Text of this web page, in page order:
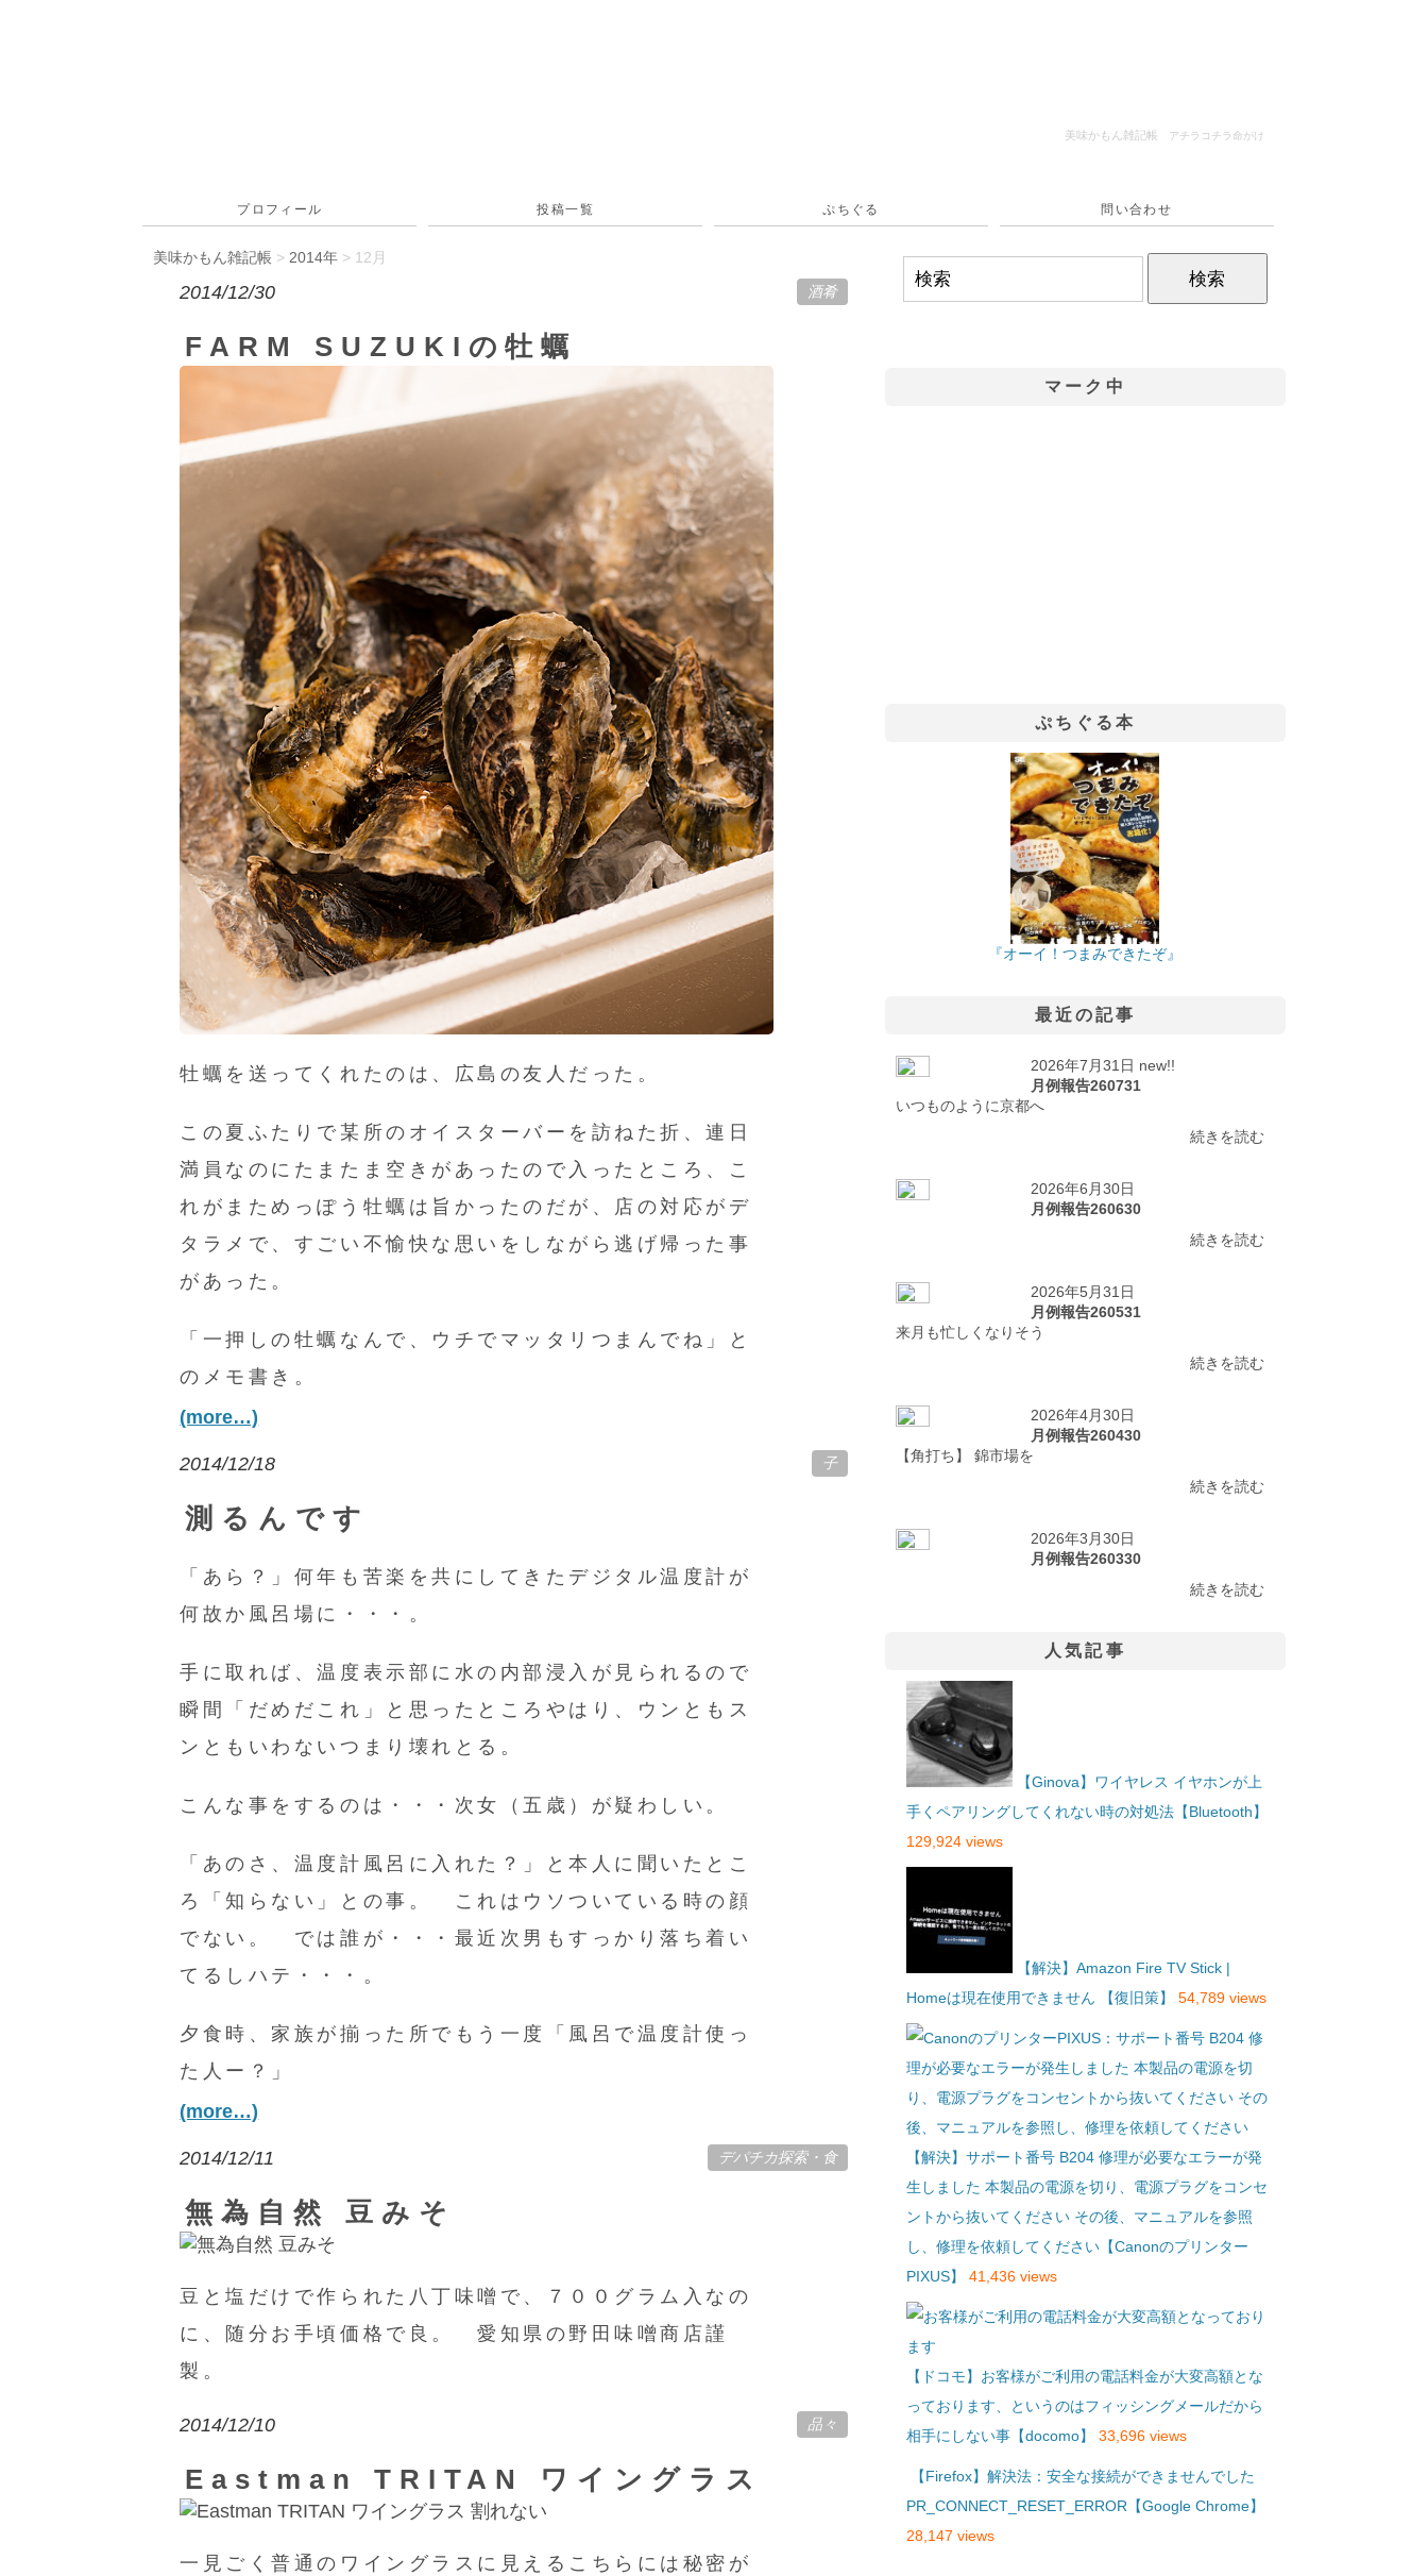
美味かもん雑記帳 アチラコチラ命がけ
プロフィール 投稿一覧 ぷちぐる 問い合わせ
美味かもん雑記帳 > 2014年 > 12月
2014/12/30 酒肴
FARM SUZUKIの牡蠣
牡蠣を送ってくれたのは、広島の友人だった。
この夏ふたりで某所のオイスターバーを訪ねた折、連日
満員なのにたまたま空きがあったので入ったところ、こ
れがまためっぽう牡蠣は旨かったのだが、店の対応がデ
タラメで、すごい不愉快な思いをしながら逃げ帰った事
があった。
「一押しの牡蠣なんで、ウチでマッタリつまんでね」と
のメモ書き。
(more…)
2014/12/18 子
測るんです
「あら？」何年も苦楽を共にしてきたデジタル温度計が
何故か風呂場に・・・。
手に取れば、温度表示部に水の内部浸入が見られるので
瞬間「だめだこれ」と思ったところやはり、ウンともス
ンともいわないつまり壊れとる。
こんな事をするのは・・・次女（五歳）が疑わしい。
「あのさ、温度計風呂に入れた？」と本人に聞いたとこ
ろ「知らない」との事。 これはウソついている時の顔
でない。 では誰が・・・最近次男もすっかり落ち着い
てるしハテ・・・。
夕食時、家族が揃った所でもう一度「風呂で温度計使っ
た人ー？」
(more…)
2014/12/11 デパチカ探索・ 食
無為自然 豆みそ
豆と塩だけで作られた八丁味噌で、７００グラム入なの
に、随分お手頃価格で良。 愛知県の野田味噌商店謹
製。
2014/12/10 品々
Eastman TRITAN ワイングラス
一見ごく普通のワイングラスに見えるこちらには秘密が
マーク中
ぷちぐる本
『オーイ！つまみできたぞ』
最近の記事
2026年7月31日 new!!
月例報告260731
いつものように京都へ
続きを読む
2026年6月30日
月例報告260630
続きを読む
2026年5月31日
月例報告260531
来月も忙しくなりそう
続きを読む
2026年4月30日
月例報告260430
【角打ち】 錦市場を
続きを読む
2026年3月30日
月例報告260330
続きを読む
人気記事
【Ginova】ワイヤレス イヤホンが上
手くペアリングしてくれない時の対処法【Bluetooth】
129,924 views
【解決】Amazon Fire TV Stick |
Homeは現在使用できません 【復旧策】
54,789 views
【解決】サポート番号 B204 修理が必要なエラーが発
生しました 本製品の電源を切り、電源プラグをコンセ
ントから抜いてください その後、マニュアルを参照
し、修理を依頼してください【Canonのプリンター
PIXUS】
41,436 views
【ドコモ】お客様がご利用の電話料金が大変高額とな
っております、というのはフィッシングメールだから
相手にしない事【docomo】
33,696 views
【Firefox】解決法：安全な接続ができませんでした
PR_CONNECT_RESET_ERROR【Google Chrome】
28,147 views